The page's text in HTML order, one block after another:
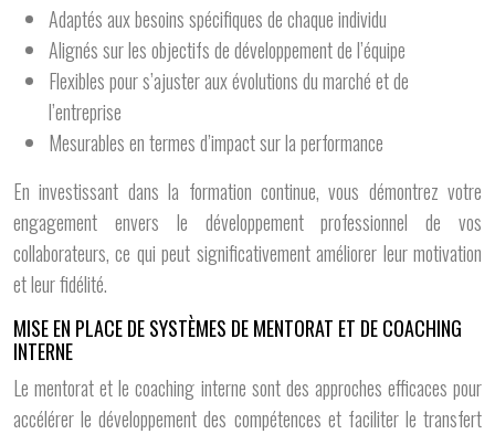
Adaptés aux besoins spécifiques de chaque individu
Alignés sur les objectifs de développement de l’équipe
Flexibles pour s’ajuster aux évolutions du marché et de
l’entreprise
Mesurables en termes d’impact sur la performance
En investissant dans la formation continue, vous démontrez votre
engagement envers le développement professionnel de vos
collaborateurs, ce qui peut significativement améliorer leur motivation
et leur fidélité.
MISE EN PLACE DE SYSTÈMES DE MENTORAT ET DE COACHING
INTERNE
Le mentorat et le coaching interne sont des approches efficaces pour
accélérer le développement des compétences et faciliter le transfert